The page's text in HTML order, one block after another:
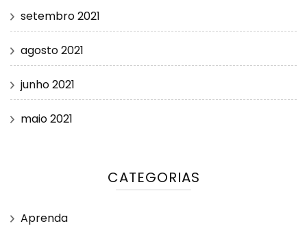
setembro 2021
agosto 2021
junho 2021
maio 2021
CATEGORIAS
Aprenda